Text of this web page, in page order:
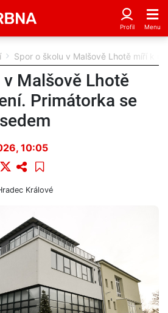
Spor o školu v Malšově Lhotě míří k
Malšově Lhotě
Primátorka se
10:05
Králové